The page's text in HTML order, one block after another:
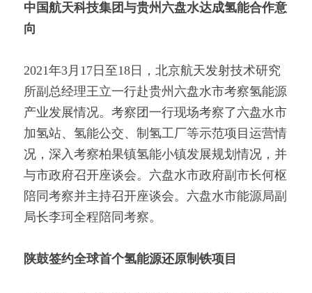
中国航天科技集团与贵州六盘水达成氢能合作意
向
2021年3月17日至18日，北京航天发射技术研究
所副总经理王立一行赴贵州六盘水市考察氢能源
产业发展情况。考察团一行现场考察了六盘水市
加氢站、氢能公交、制氢工厂等示范项目运营情
况，深入考察柏果镇氢能小镇发展规划情况，并
与市政府召开座谈会。六盘水市政府副市长何枢
陪同考察并主持召开座谈会。六盘水市能源局副
局长李珂全程陪同考察。
陕鼓签约全球首个氢能源还原制铁项目